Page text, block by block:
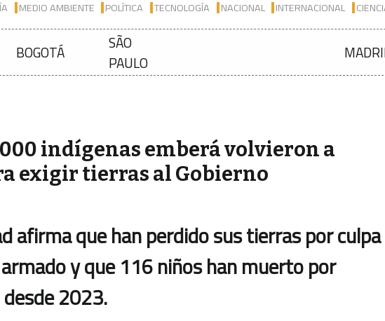
MEDIO AMBIENTE POLÍTICA TECNOLOGÍA NACIONAL INTERNACIONAL
BOGOTÁ
SÃO
PAULO
indígenas emberá volvieron a
exigir tierras al Gobierno
afirma que han perdido sus tierras por culpa
y que 116 niños han muerto por
2023.